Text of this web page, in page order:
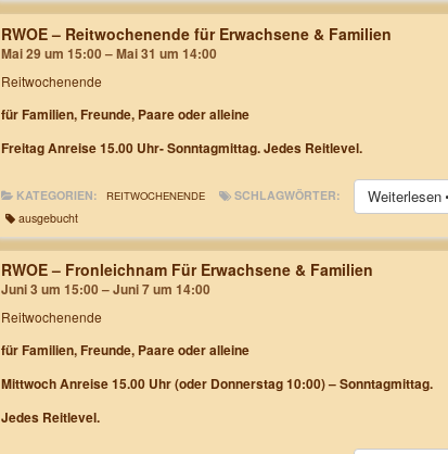
RWOE – Reitwochenende für Erwachsene & Familien
Mai 29 um 15:00 – Mai 31 um 14:00
Reitwochenende
für Familien, Freunde, Paare oder alleine
Freitag Anreise 15.00 Uhr- Sonntagmittag. Jedes Reitlevel.
Weiterlesen
KATEGORIEN: REITWOCHENENDE
SCHLAGWÖRTER:
ausgebucht
RWOE – Fronleichnam Für Erwachsene & Familien
Juni 3 um 15:00 – Juni 7 um 14:00
Reitwochenende
für Familien, Freunde, Paare oder alleine
Mittwoch Anreise 15.00 Uhr (oder Donnerstag 10:00) – Sonntagmittag.
Jedes Reitlevel.